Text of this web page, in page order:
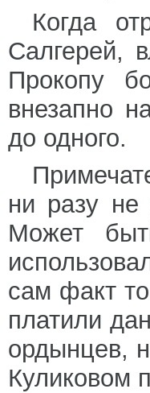
Когда
Салгерей,
Прокопу
внезапно
до одного.
ни разу не
Может
сам факт
платили
ордынцев,
Куликовом